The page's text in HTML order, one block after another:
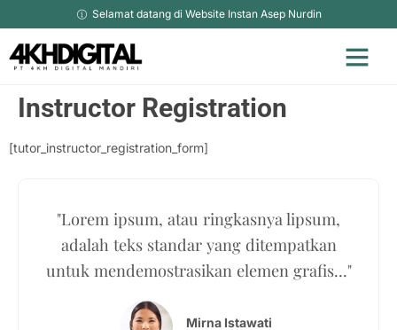
Selamat datang di Website Instan Asep Nurdin
Instructor Registration
[tutor_instructor_registration_form]
"Lorem ipsum, atau ringkasnya lipsum,
adalah teks standar yang ditempatkan
untuk mendemostrasikan elemen grafis..."
Mirna Istawati